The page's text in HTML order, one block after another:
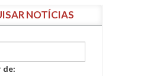
NOTÍCIAS
de: